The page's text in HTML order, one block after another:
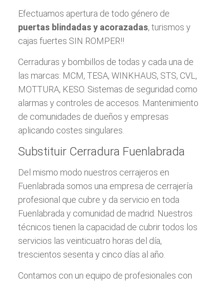
Efectuamos apertura de todo género de
puertas blindadas y acorazadas, turismos y
cajas fuertes SIN ROMPER!!
Cerraduras y bombillos de todas y cada una de
las marcas: MCM, TESA, WINKHAUS, STS, CVL,
MOTTURA, KESO. Sistemas de seguridad como
alarmas y controles de accesos. Mantenimiento
de comunidades de dueños y empresas
aplicando costes singulares.
Substituir Cerradura Fuenlabrada
Del mismo modo nuestros cerrajeros en
Fuenlabrada somos una empresa de cerrajería
profesional que cubre y da servicio en toda
Fuenlabrada y comunidad de madrid. Nuestros
técnicos tienen la capacidad de cubrir todos los
servicios las veinticuatro horas del día,
trescientos sesenta y cinco días al año.
Contamos con un equipo de profesionales con